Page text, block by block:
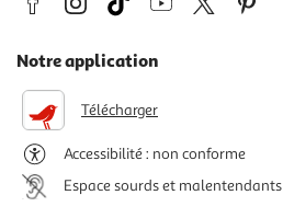
Notre application
Télécharger
Accessibilité : non conforme
Espace sourds et malentendants